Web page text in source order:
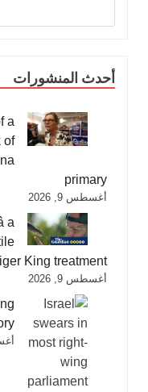
أحدث المنشورات
a
of
primary
أغسطس 9, 2026
a
King treatment
أغسطس 9, 2026